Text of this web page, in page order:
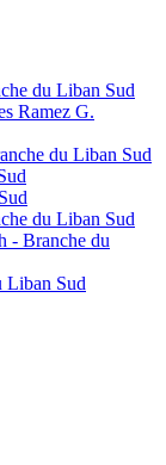
du Liban Sud
Ramez G.
du Liban Sud
du Liban Sud
- Branche du
Liban Sud